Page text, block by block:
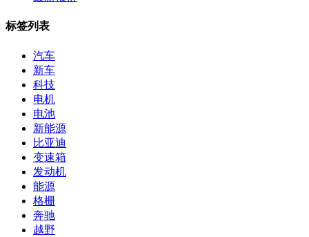
标签列表
汽车
新车
科技
电机
电池
新能源
比亚迪
变速箱
发动机
能源
格栅
奔驰
越野